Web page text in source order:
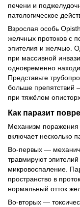
печени и
патологическое
Взрослая особь
желчных протоков с
эпителия и желчью.
при массивной
одновременно
Представьте
больше препятствий
при тяжёлом
Как паразит
Механизм поражения
включает несколько
Во-первых —
травмируют
микровоспаление.
пространство в
нормальный отток
Во-вторых —